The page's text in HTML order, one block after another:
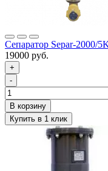
Сепаратор Separ-2000/
19000 руб.
+
-